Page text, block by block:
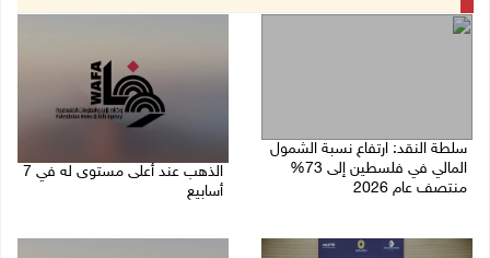
سلطة النقد: ارتفاع نسبة الشمول
المالي في فلسطين إلى 73%
منتصف عام 2026
الذهب عند أعلى مستوى له في 7
أسابيع